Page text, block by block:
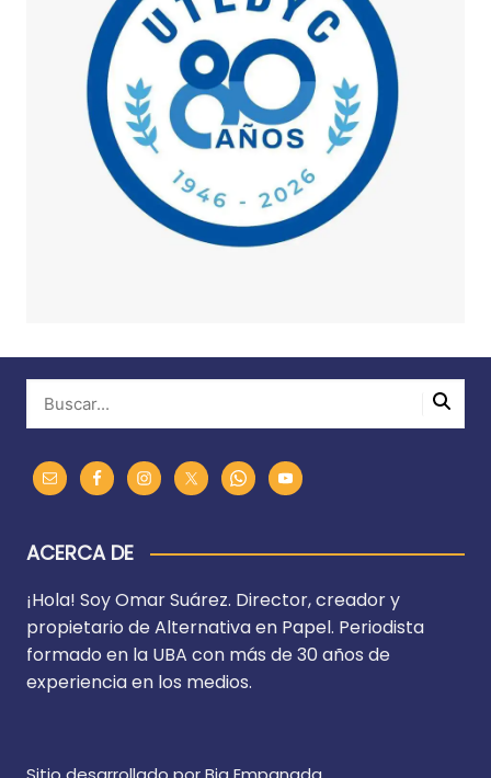
ACERCA DE
¡Hola! Soy Omar Suárez. Director, creador y
propietario de Alternativa en Papel. Periodista
formado en la UBA con más de 30 años de
experiencia en los medios.